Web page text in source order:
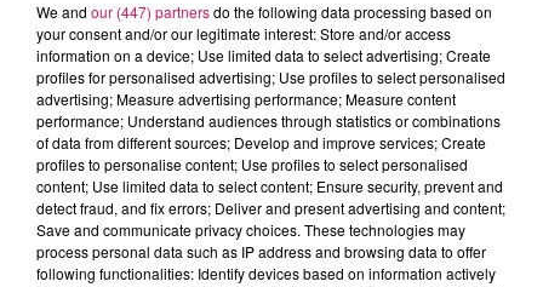
ZAZIE
Peu Importe
ALICIA KEYS
If I Ain't Got You
JUNGELI FT. EMMA
Juste Un Peu
We and our (447) partnersdo the following data processing based on
your consent and/or our legitimate interest: Store and/or access
information on a device; Use limited data to select advertising; Create
profiles for personalised advertising; Use profiles to select personalised
advertising; Measure advertising performance; Measure content
performance; Understand audiences through statistics or combinations
of data from different sources; Develop and improve services; Create
profiles to personalise content; Use profiles to select personalised
content; Use limited data to select content; Ensure security, prevent and
detect fraud, and fix errors; Deliver and present advertising and content;
Save and communicate privacy choices. These technologies may
process personal data such as IP address and browsing data to offer
following functionalities: Identify devices based on information actively